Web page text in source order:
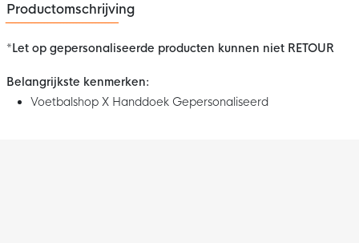
Productomschrijving
*Let op gepersonaliseerde producten kunnen niet RETOUR
Belangrijkste kenmerken:
Voetbalshop X Handdoek Gepersonaliseerd